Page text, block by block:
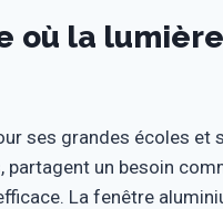
où la
ses grandes écoles et
un besoin
La fenêtre